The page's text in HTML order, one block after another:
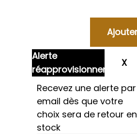
Alerte
réapprovisionnement
Recevez une alerte par
email dès que votre
choix sera de retour en
stock